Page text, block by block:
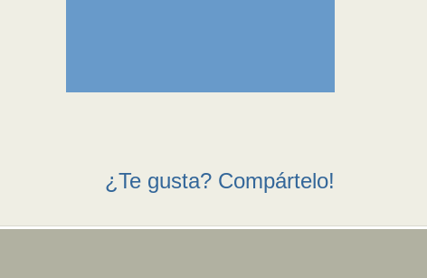
¿Te gusta? Compártelo!